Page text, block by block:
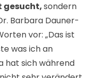
gesucht,sondern
Barbara Dauner-
vor: „Das ist
was ich an
hat sich während